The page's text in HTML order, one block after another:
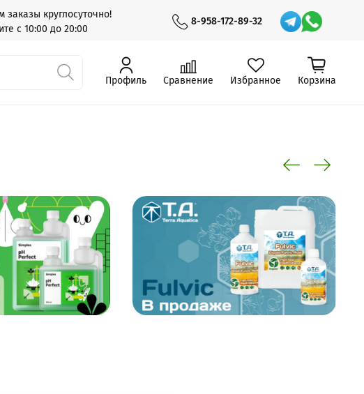
заказы круглосуточно!
с 10:00 до 20:00
8-958-172-89-32
Профиль Сравнение Избранное Корзина